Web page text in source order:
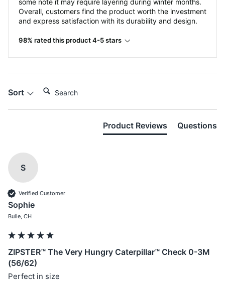
some note it may require layering during winter months.
Overall, customers find the product worth the investment
and express satisfaction with its durability and design.
98% rated this product 4-5 stars
Sort
Product Reviews Questions
S
Verified Customer
Sophie
Bulle, CH
ZIPSTER™ The Very Hungry Caterpillar™ Check 0-3M
(56/62)
Perfect in size